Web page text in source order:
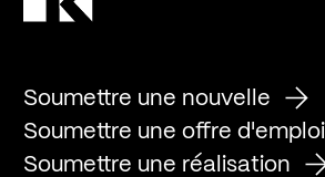
Soumettre une nouvelle
Soumettre une offre d'emploi
Soumettre une réalisation